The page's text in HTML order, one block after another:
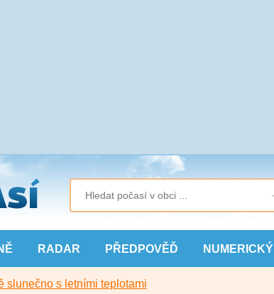
RADAR PŘEDPOVĚĎ NUMERICKÝ
slunečno s letními teplotami